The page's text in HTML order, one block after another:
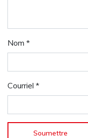
Nom *
Courriel *